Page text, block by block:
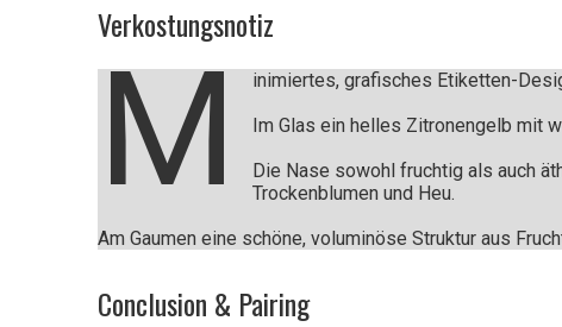
Verkostungsnotiz
M
inimiertes, grafisches Etiketten-
Im Glas ein helles Zitronengelb mit
Die Nase sowohl fruchtig als auch
Trockenblumen und Heu.
Am Gaumen eine schöne, voluminöse Struktur aus
Conclusion & Pairing